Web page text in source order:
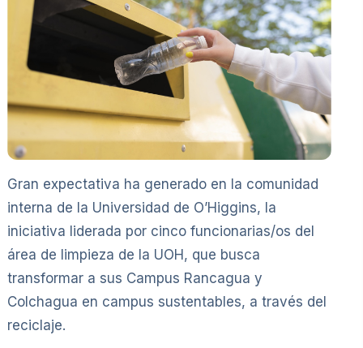
Gran expectativa ha generado en la comunidad
interna de la Universidad de O’Higgins, la
iniciativa liderada por cinco funcionarias/os del
área de limpieza de la UOH, que busca
transformar a sus Campus Rancagua y
Colchagua en campus sustentables, a través del
reciclaje.